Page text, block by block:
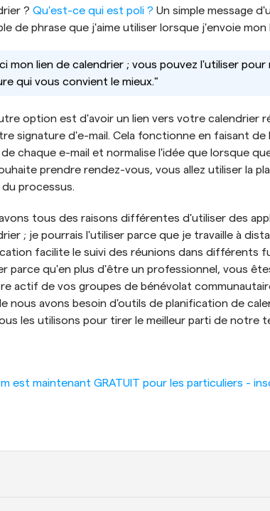
? Qu'est-ce qui est poli ? Un simple message
de phrase que j'aime utiliser lorsque j'envoie mon
mon lien de calendrier ; vous pouvez l'utiliser
qui vous convient le mieux."
option est d'avoir un lien vers votre calendrier
signature d'e-mail. Cela fonctionne en faisant de
chaque e-mail et normalise l'idée que lorsque
prendre rendez-vous, vous allez utiliser la
processus.
tous des raisons différentes d'utiliser des
; je pourrais l'utiliser parce que je travaille à
facilite le suivi des réunions dans différents
parce qu'en plus d'être un professionnel, vous
actif de vos groupes de bénévolat
nous avons besoin d'outils de planification de
les utilisons pour tirer le meilleur parti de notre
est maintenant GRATUIT pour les particuliers -